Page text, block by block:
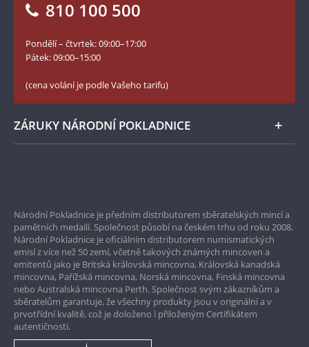
Numismatické novinky
Facebook Národní Pokladnice
Twitter Národní Pokladnice
LinkedIn Národní Pokladnice
Instagram Národní Pokladnice
810 100 500
Pondělí – čtvrtek: 09:00–17:00
Pátek: 09:00–15:00
(cena volání je podle Vašeho tarifu)
ZÁRUKY NÁRODNÍ POKLADNICE
Garance nejvyšší kvality
Pouze originální produkty
Národní Pokladnice je předním distributorem sběratelských mincí a
pamětních medailí. Společnost působí na českém trhu od roku 2008.
Národní Pokladnice je oficiálním distributorem numismatických
emisí z více než 50 zemí, včetně takových známých mincoven a
emitentů jako je Britská královská mincovna, Královská kanadská
mincovna, Pařížská mincovna, Norská mincovna, Finská mincovna
nebo Australská mincovna Perth. Společnost svým zákazníkům a
sběratelům garantuje, že všechny produkty jsou v originální a v
prvotřídní kvalitě, což je doloženo i přiloženým Certifikátem
autentičnosti.